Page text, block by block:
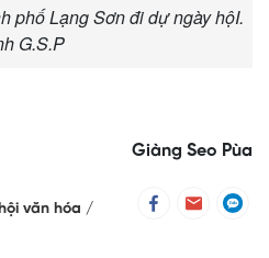
phố Lạng Sơn đi dự ngày hộI.
G.S.P
Giàng Seo Pùa
văn hóa